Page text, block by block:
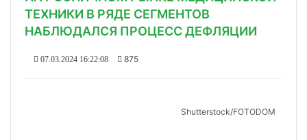
ТЕХНИКИ В РЯДЕ СЕГМЕНТОВ
НАБЛЮДАЛСЯ ПРОЦЕСС ДЕФЛЯЦИИ
07.03.2024 16:22:08 875
Shutterstoсk/FOTODOM